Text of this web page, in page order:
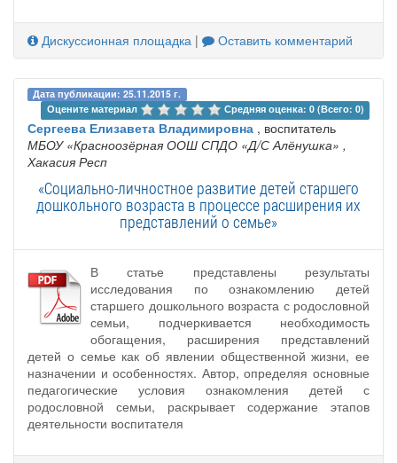
Дискуссионная площадка | Оставить комментарий
Дата публикации: 25.11.2015 г.
Оцените материал
Средняя оценка: 0 (Всего: 0)
Сергеева Елизавета Владимировна , воспитатель
МБОУ «Красноозёрная ООШ СПДО «Д/С Алёнушка» ,
Хакасия Респ
«Социально-личностное развитие детей старшего
дошкольного возраста в процессе расширения их
представлений о семье»
В статье представлены результаты
исследования по ознакомлению детей
старшего дошкольного возраста с родословной
семьи, подчеркивается необходимость
обогащения, расширения представлений
детей о семье как об явлении общественной жизни, ее
назначении и особенностях. Автор, определяя основные
педагогические условия ознакомления детей с
родословной семьи, раскрывает содержание этапов
деятельности воспитателя